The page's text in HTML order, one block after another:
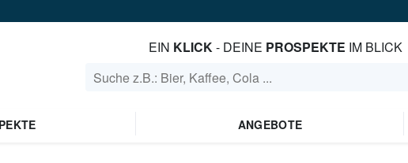
EIN KLICK- DEINE PROSPEKTE IM BLICK
ANGEBOTE